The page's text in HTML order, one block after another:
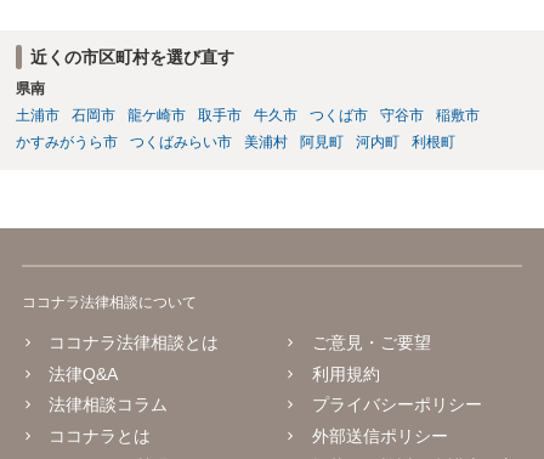
近くの市区町村を選び直す
県南
土浦市
石岡市 龍ケ崎市 取手市 牛久市 つくば市 守谷市
稲敷市
かすみがうら市
つくばみらい市 美浦村 阿見町 河内町 利根町
ココナラ法律相談について
ココナラ法律相談とは
法律Q&A
法律相談コラム
ココナラとは
ご意見・ご要望
利用規約
プライバシーポリシー
外部送信ポリシー